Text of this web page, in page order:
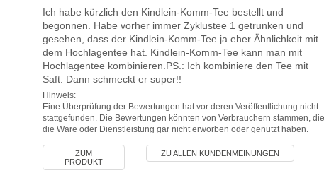
Ich habe kürzlich den Kindlein-Komm-Tee bestellt und
begonnen. Habe vorher immer Zyklustee 1 getrunken und
gesehen, dass der Kindlein-Komm-Tee ja eher Ähnlichkeit mit
dem Hochlagentee hat. Kindlein-Komm-Tee kann man mit
Hochlagentee kombinieren.PS.: Ich kombiniere den Tee mit
Saft. Dann schmeckt er super!!
Hinweis:
Eine Überprüfung der Bewertungen hat vor deren Veröffentlichung nicht
stattgefunden. Die Bewertungen könnten von Verbrauchern stammen, die
die Ware oder Dienstleistung gar nicht erworben oder genutzt haben.
ZUM
PRODUKT
ZU ALLEN KUNDENMEINUNGEN